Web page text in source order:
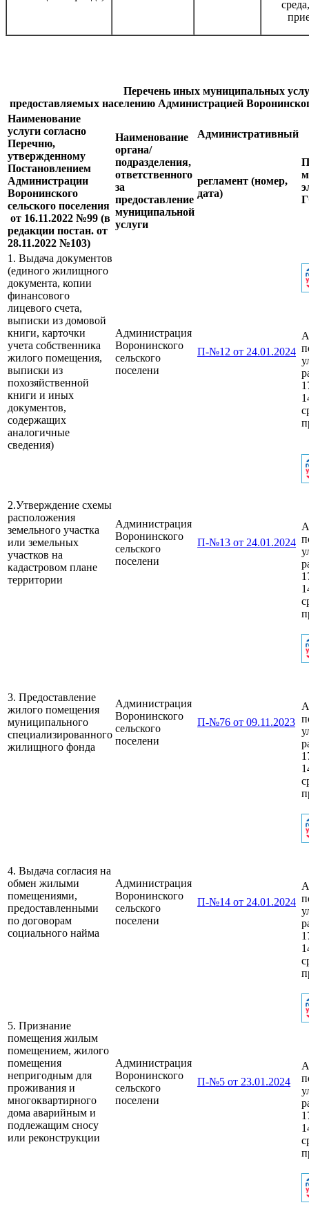
Перечень иных муниципальных
предоставляемых населению Администрацией
Наименование
услуги согласно
Перечню,
утвержденному
Постановлением
Администрации
Воронинского
сельского поселения
от 16.11.2022 №99 (в
редакции постан. от
28.11.2022 №103)
Наименование
органа/
подразделения,
ответственного
за
предоставление
муниципальной
услуги
Административный
регламент (номер,
дата)
1. Выдача документов
(единого жилищного
документа, копии
финансового
лицевого счета,
выписки из домовой
книги, карточки
учета собственника
жилого помещения,
выписки из
похозяйственной
книги и иных
документов,
содержащих
аналогичные
сведения)
Администрация
Воронинского
сельского
поселени
П-№12 от 24.01.2024
2.Утверждение схемы
расположения
земельного участка
или земельных
участков на
кадастровом плане
территории
Администрация
Воронинского
сельского
поселени
П-№13 от 24.01.2024
3. Предоставление
жилого помещения
муниципального
специализированного
жилищного фонда
Администрация
Воронинского
сельского
поселени
П-№76 от 09.11.2023
4. Выдача согласия на
обмен жилыми
помещениями,
предоставленными
по договорам
социального найма
Администрация
Воронинского
сельского
поселени
П-№14 от 24.01.2024
5. Признание
помещения жилым
помещением, жилого
помещения
непригодным для
проживания и
многоквартирного
дома аварийным и
подлежащим сносу
или реконструкции
Администрация
Воронинского
сельского
поселени
П-№5 от 23.01.2024